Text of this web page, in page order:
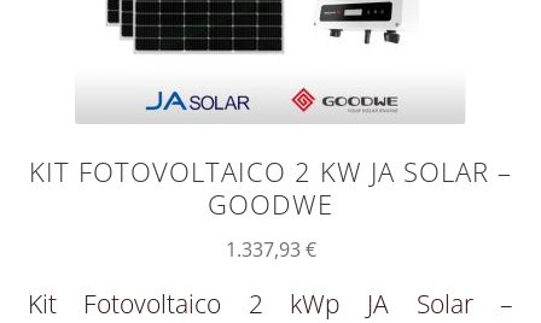
KIT FOTOVOLTAICO 2 KW JA SOLAR –
GOODWE
1.337,93€
Kit Fotovoltaico 2 kWp JA Solar –